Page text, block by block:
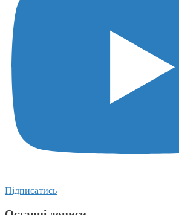
Підписатись